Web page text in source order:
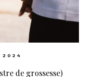
2024
de grossesse)